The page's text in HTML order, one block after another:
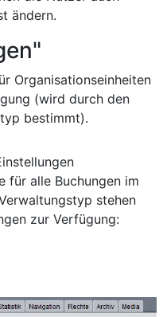
ändern.
Organisationseinheiten
(wird durch den
bestimmt).
für alle Buchungen im
stehen
zur Verfügung: